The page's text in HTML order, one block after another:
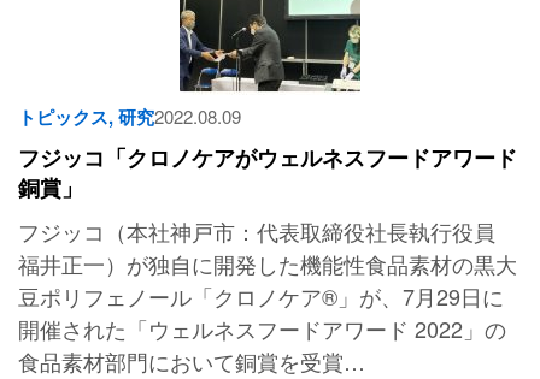
トピックス,研究2022.08.09
フジッコ「クロノケアがウェルネスフードアワード
銅賞」
フジッコ（本社神戸市：代表取締役社長執行役員
福井正一）が独自に開発した機能性食品素材の黒大
豆ポリフェノール「クロノケア®」が、7月29日に
開催された「ウェルネスフードアワード 2022」の
食品素材部門において銅賞を受賞…